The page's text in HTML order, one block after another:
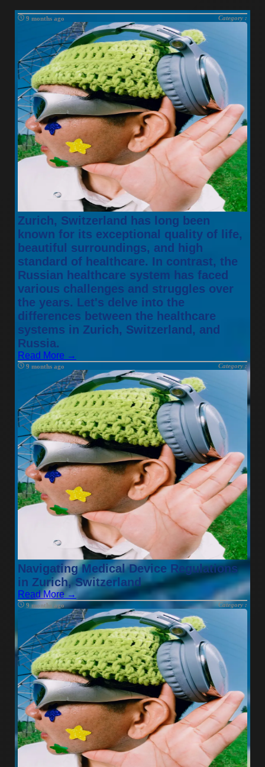
9 months ago Category :
Zurich, Switzerland has long been
known for its exceptional quality of life,
beautiful surroundings, and high
standard of healthcare. In contrast, the
Russian healthcare system has faced
various challenges and struggles over
the years. Let's delve into the
differences between the healthcare
systems in Zurich, Switzerland, and
Russia.
Read More →
9 months ago Category :
Navigating Medical Device Regulations
in Zurich, Switzerland
Read More →
9 months ago Category :